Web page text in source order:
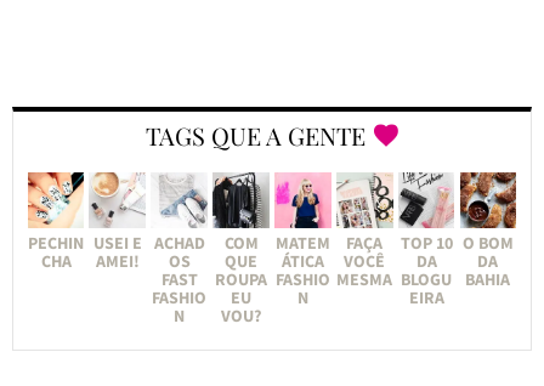
TAGS QUE A GENTE
PECHIN
CHA
USEI E
AMEI!
ACHAD
OS
FAST
FASHIO
N
COM
QUE
ROUPA
EU
VOU?
MATEM
ÁTICA
FASHIO
N
FAÇA
VOCÊ
MESMA
TOP 10
DA
BLOGU
EIRA
O BOM
DA
BAHIA